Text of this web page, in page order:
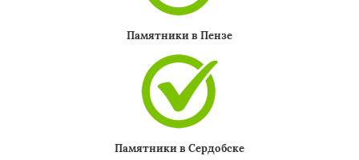
Памятники в Пензе
Памятники в Сердобске
Даю согласие на обработку персональных данных